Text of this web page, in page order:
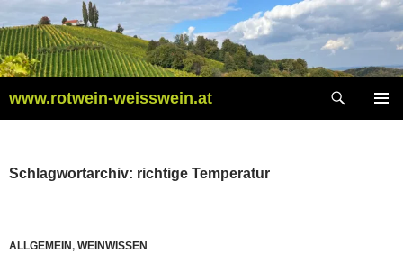
Inhalt
springen
www.rotwein-weisswein.at
Schlagwortarchiv: richtige Temperatur
ALLGEMEIN , WEINWISSEN